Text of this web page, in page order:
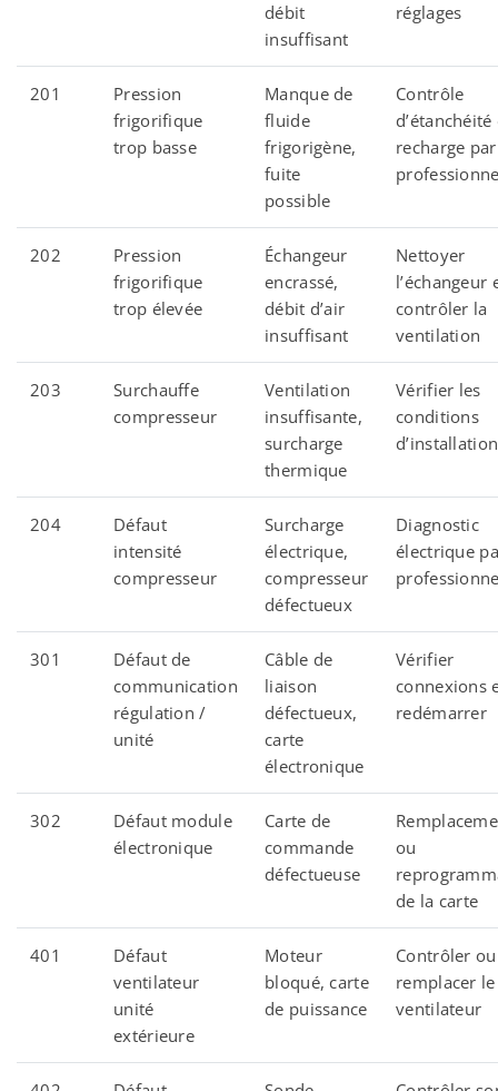
débit
insuffisant
réglages
201
Pression
frigorifique
trop basse
Manque de
fluide
frigorigène,
fuite
possible
Contrôle
d’étanchéité
recharge par
202
Pression
frigorifique
trop élevée
Échangeur
encrassé,
débit d’air
insuffisant
Nettoyer
l’échangeur
contrôler la
ventilation
203
Surchauffe
compresseur
Ventilation
insuffisante,
surcharge
thermique
Vérifier les
conditions
d’installation
204
Défaut
intensité
compresseur
Surcharge
électrique,
compresseur
défectueux
Diagnostic
électrique
301
Défaut de
communication
régulation /
unité
Câble de
liaison
défectueux,
carte
électronique
Vérifier
connexions
redémarrer
302
Défaut module
électronique
Carte de
commande
défectueuse
ou
de la carte
401
Défaut
ventilateur
unité
extérieure
Moteur
bloqué, carte
de puissance
Contrôler ou
remplacer le
ventilateur